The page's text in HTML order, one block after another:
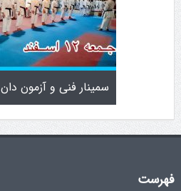
سمینار فنی و آزمون دان
فهرست